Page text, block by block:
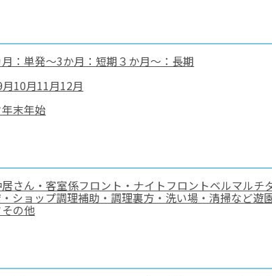
：単発～3か月：短期３か月～：長期
10月11月12月
年末年始
さん・客室係フロント・ナイトフロントベルマルチ
ショップ調理補助・調理裏方・洗い場・清掃など遊
その他